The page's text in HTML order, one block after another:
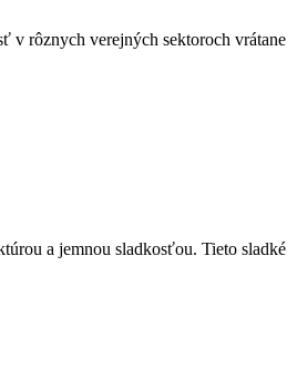
v rôznych verejných sektoroch vrátane
a jemnou sladkosťou. Tieto sladké